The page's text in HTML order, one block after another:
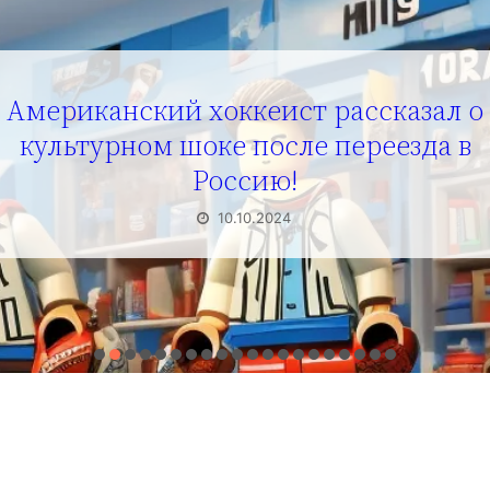
Американский хоккеист рассказал о
культурном шоке после переезда в
Россию!
10.10.2024